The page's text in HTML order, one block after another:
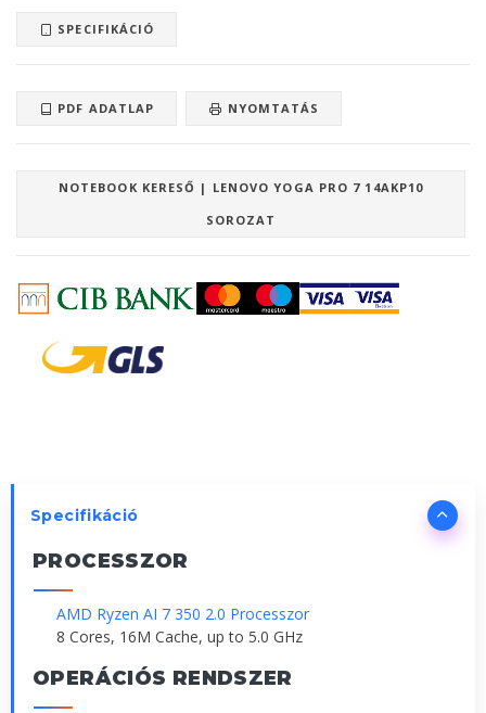
SPECIFIKÁCIÓ
PDF ADATLAP NYOMTATÁS
NOTEBOOK KERESŐ | LENOVO YOGA PRO 7 14AKP10
SOROZAT
Specifikáció
PROCESSZOR
AMD Ryzen AI 7 350 2.0 Processzor
8 Cores, 16M Cache, up to 5.0 GHz
OPERÁCIÓS RENDSZER